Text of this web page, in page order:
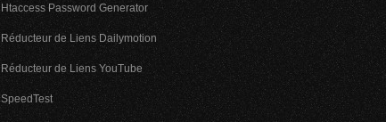
Htaccess Password Generator
Réducteur de Liens Dailymotion
Réducteur de Liens YouTube
SpeedTest